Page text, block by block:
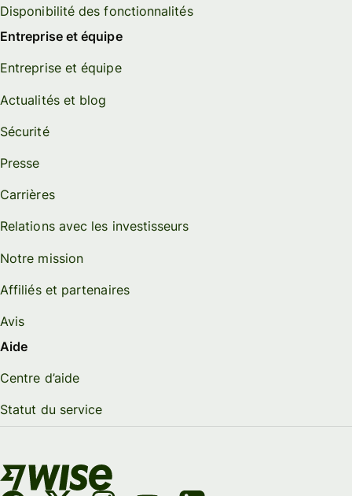
Disponibilité des fonctionnalités
Entreprise et équipe
Entreprise et équipe
Actualités et blog
Sécurité
Presse
Carrières
Relations avec les investisseurs
Notre mission
Affiliés et partenaires
Avis
Aide
Centre d’aide
Statut du service